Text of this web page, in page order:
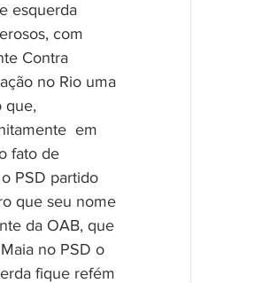
esquerda
com
Contra
no Rio uma
que,
em
fato de
PSD partido
que seu nome
da OAB, que
no PSD o
fique refém